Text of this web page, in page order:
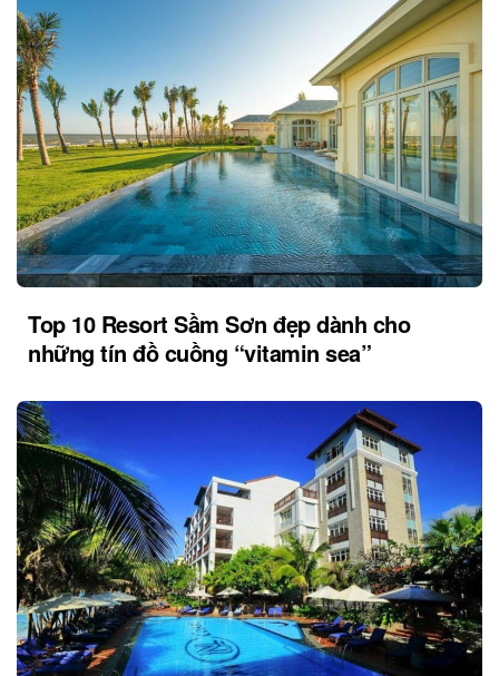
Top 10 Resort Sầm Sơn đẹp dành cho
những tín đồ cuồng “vitamin sea”